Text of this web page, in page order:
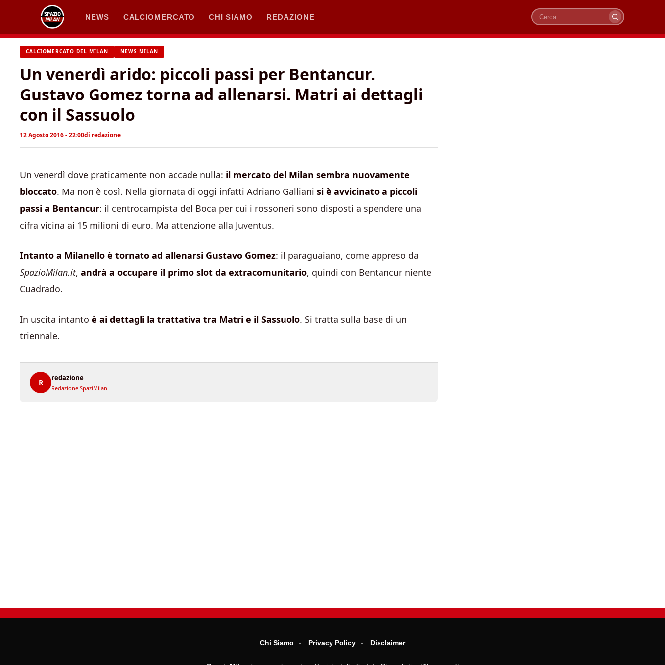
contenuto
NEWS CALCIOMERCATO CHI SIAMO REDAZIONE
Cerca
CALCIOMERCATO DEL MILAN NEWS MILAN
Un venerdì arido: piccoli passi per Bentancur.
Gustavo Gomez torna ad allenarsi. Matri ai dettagli
con il Sassuolo
12 Agosto 2016 - 22:00di redazione
Un venerdì dove praticamente non accade nulla: il mercato del Milan sembra nuovamente
bloccato. Ma non è così. Nella giornata di oggi infatti Adriano Galliani si è avvicinato a piccoli
passi a Bentancur: il centrocampista del Boca per cui i rossoneri sono disposti a spendere una
cifra vicina ai 15 milioni di euro. Ma attenzione alla Juventus.
Intanto a Milanello è tornato ad allenarsi Gustavo Gomez: il paraguaiano, come appreso da
SpazioMilan.it, andrà a occupare il primo slot da extracomunitario, quindi con Bentancur niente
Cuadrado.
In uscita intanto è ai dettagli la trattativa tra Matri e il Sassuolo. Si tratta sulla base di un
triennale.
R
redazione
Redazione SpaziMilan
Chi Siamo Privacy Policy Disclaimer